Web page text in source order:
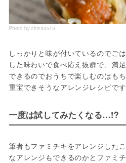
Photo by china0515
しっかりと味が付いているのでご
した味わいで食べ応え抜群で、満
できるのでおうちで楽しむのはも
重宝できそうなアレンジレシピです
一度は試してみたくなる…!?
筆者もファミチキをアレンジした
なアレンジもできるのかとファミ